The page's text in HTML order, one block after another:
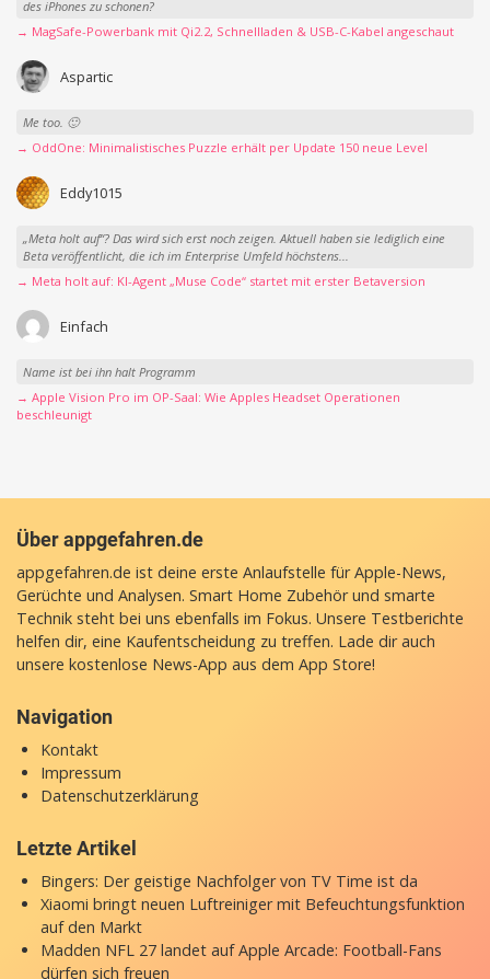
des iPhones zu schonen?
→ MagSafe-Powerbank mit Qi2.2, Schnellladen & USB-C-Kabel angeschaut
Aspartic
Me too. 🙂
→ OddOne: Minimalistisches Puzzle erhält per Update 150 neue Level
Eddy1015
„Meta holt auf“? Das wird sich erst noch zeigen. Aktuell haben sie lediglich eine
Beta veröffentlicht, die ich im Enterprise Umfeld höchstens...
→ Meta holt auf: KI-Agent „Muse Code“ startet mit erster Betaversion
Einfach
Name ist bei ihn halt Programm
→ Apple Vision Pro im OP-Saal: Wie Apples Headset Operationen
beschleunigt
Über appgefahren.de
appgefahren.de ist deine erste Anlaufstelle für Apple-News,
Gerüchte und Analysen. Smart Home Zubehör und smarte
Technik steht bei uns ebenfalls im Fokus. Unsere Testberichte
helfen dir, eine Kaufentscheidung zu treffen. Lade dir auch
unsere kostenlose News-App aus dem App Store!
Navigation
Kontakt
Impressum
Datenschutzerklärung
Letzte Artikel
Bingers: Der geistige Nachfolger von TV Time ist da
Xiaomi bringt neuen Luftreiniger mit Befeuchtungsfunktion
auf den Markt
Madden NFL 27 landet auf Apple Arcade: Football-Fans
dürfen sich freuen